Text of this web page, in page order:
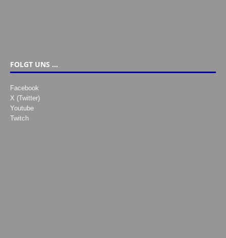
FOLGT UNS …
Facebook
X (Twitter)
Youtube
Twitch